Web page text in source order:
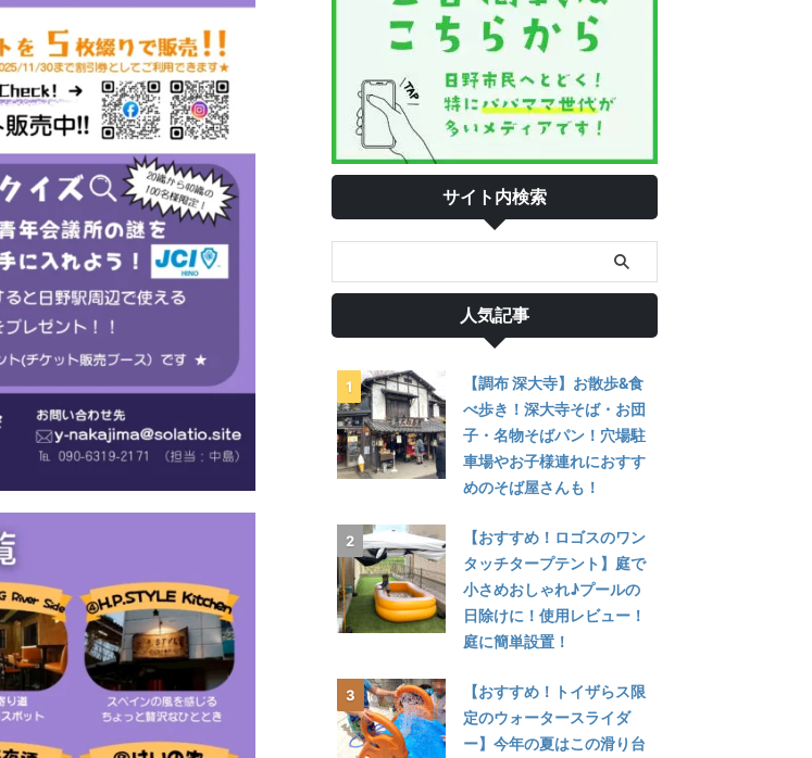
サイト内検索
人気記事
【調布 深大寺】お散歩&食
べ歩き！深大寺そば・お団
子・名物そばパン！穴場駐
車場やお子様連れにおすす
めのそば屋さんも！
【おすすめ！ロゴスのワン
タッチタープテント】庭で
小さめおしゃれ♪プールの
日除けに！使用レビュー！
庭に簡単設置！
【おすすめ！トイザらス限
定のウォータースライダ
ー】今年の夏はこの滑り台